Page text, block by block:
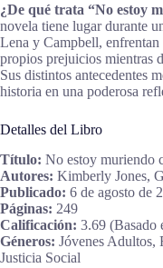
¿De qué trata “No estoy
novela tiene lugar durante
Lena y Campbell,
propios prejuicios mientras
Sus distintos antecedentes
historia en una poderosa
Detalles del Libro
Título: No estoy muriendo
Autores: Kimberly Jones,
Publicado: 6 de agosto de
Páginas: 249
Calificación: 3.69 (Basado
Géneros: Jóvenes Adultos,
Justicia Social